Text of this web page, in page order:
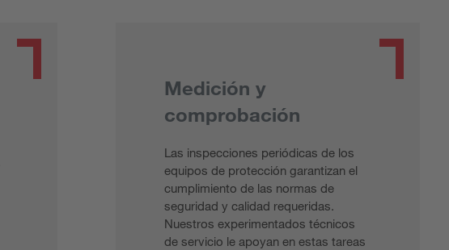
Medición y
comprobación
Las inspecciones periódicas de los
equipos de protección garantizan el
cumplimiento de las normas de
seguridad y calidad requeridas.
Nuestros experimentados técnicos
de servicio le apoyan en estas tareas